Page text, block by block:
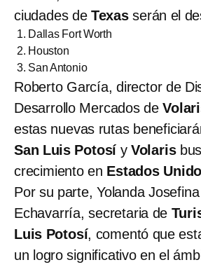
ciudades de Texasserán el
Dallas Fort Worth
Houston
San Antonio
Roberto García, director de
Desarrollo Mercados de
estas nuevas rutas
San Luis Potosí y Volaris
crecimiento en Estados
Por su parte, Yolanda
Echavarría, secretaria de
Luis Potosí, comentó que
un logro significativo en el